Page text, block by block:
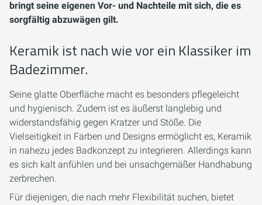
bringt seine eigenen Vor- und Nachteile mit sich, die es
sorgfältig abzuwägen gilt.
Keramik ist nach wie vor ein Klassiker im
Badezimmer.
Seine glatte Oberfläche macht es besonders pflegeleicht
und hygienisch. Zudem ist es äußerst langlebig und
widerstandsfähig gegen Kratzer und Stöße. Die
Vielseitigkeit in Farben und Designs ermöglicht es, Keramik
in nahezu jedes Badkonzept zu integrieren. Allerdings kann
es sich kalt anfühlen und bei unsachgemäßer Handhabung
zerbrechen.
Für diejenigen, die nach mehr Flexibilität suchen, bietet